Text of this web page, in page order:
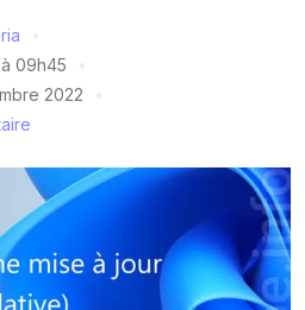
09h45
2022